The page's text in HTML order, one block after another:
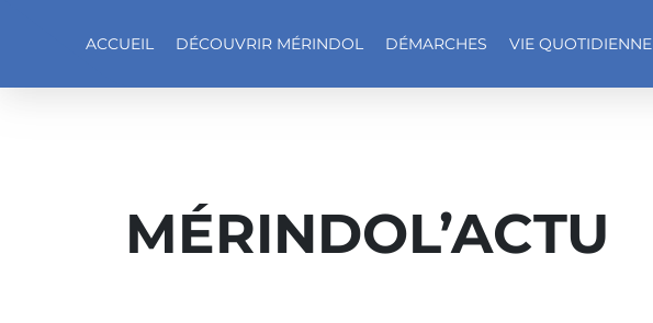
ACCUEIL DÉCOUVRIR MÉRINDOL DÉMARCHES VIE QUOTIDIENNE
MÉRINDOL’ACTU